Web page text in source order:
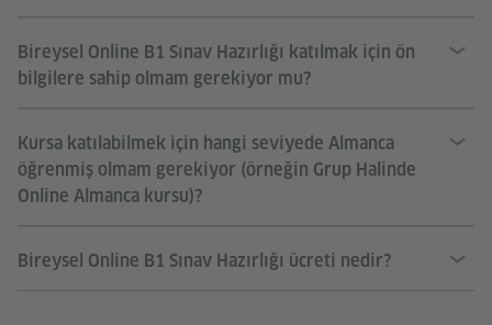
Bireysel Online B1 Sınav Hazırlığı katılmak için ön
bilgilere sahip olmam gerekiyor mu?
Kursa katılabilmek için hangi seviyede Almanca
öğrenmiş olmam gerekiyor (örneğin Grup Halinde
Online Almanca kursu)?
Bireysel Online B1 Sınav Hazırlığı ücreti nedir?